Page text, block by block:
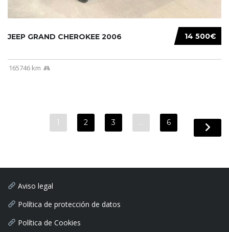
14 500€
JEEP GRAND CHEROKEE 2006
165746 km
1 2 3 … 6
Aviso legal
Política de protección de datos
Política de Cookies